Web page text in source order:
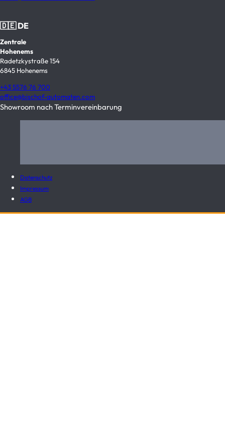
🇩🇪 DE
Zentrale
Hohenems
Radetzkystraße 154
6845 Hohenems
+43 5576 76 700
office@bischof-automaten.com
Showroom nach Terminvereinbarung
Datenschutz
Impressum
AGB